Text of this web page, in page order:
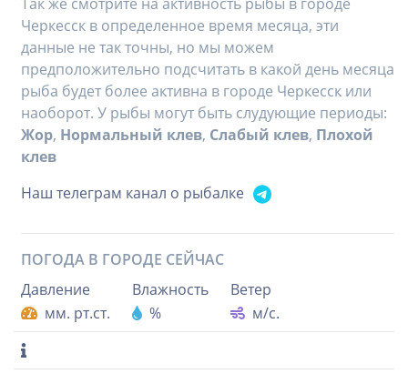
Черкесск в определенное время месяца, эти
данные не так точны, но мы можем
предположительно подсчитать в какой день месяца
рыба будет более активна в городе Черкесск или
наоборот. У рыбы могут быть слудующие периоды:
Жор, Нормальный клев, Слабый клев, Плохой
клев
Наш телеграм канал о рыбалке
ПОГОДА В ГОРОДЕ СЕЙЧАС
Давление
мм. рт.ст.
Влажность
%
Ветер
м/с.